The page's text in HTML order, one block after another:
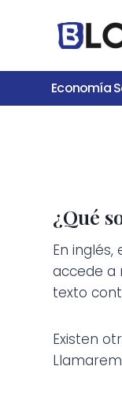
contenido
Economía
¿Qué
En
accede a
texto
Existen